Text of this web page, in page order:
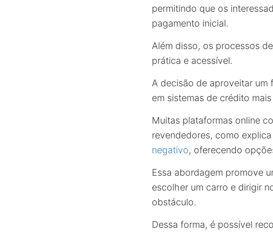
permitindo que os
pagamento inicial.
Além disso, os processos de
prática e acessível.
A decisão de aproveitar um
em sistemas de crédito
Muitas plataformas online
revendedores, como
negativo, oferecendo
Essa abordagem promove
escolher um carro e dirigir
obstáculo.
Dessa forma, é possível